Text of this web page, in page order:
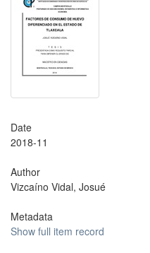
Date
2018-11
Author
Vizcaíno Vidal, Josué
Metadata
Show full item record